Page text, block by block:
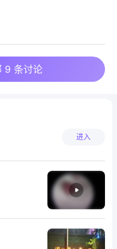
先登录
9 条讨论
进入